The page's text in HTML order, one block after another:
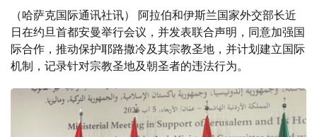
（哈萨克国际通讯社讯） 阿拉伯和伊斯兰国家外交部长近
日在约旦首都安曼举行会议，并发表联合声明，同意加强国
际合作，推动保护耶路撒冷及其宗教圣地，并计划建立国际
机制，记录针对宗教圣地及朝圣者的违法行为。